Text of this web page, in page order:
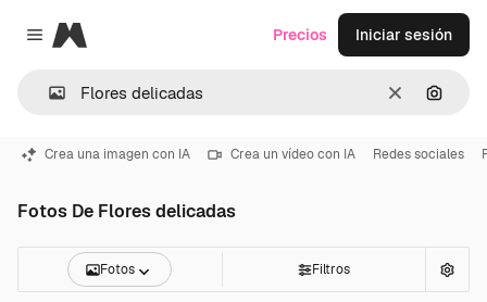
Close menu
Magnific
Borrar
Precios Iniciar sesión
Crea una imagen con IA Crea un vídeo con IA Redes sociales
Fotos De Flores delicadas
Fotos Filtros